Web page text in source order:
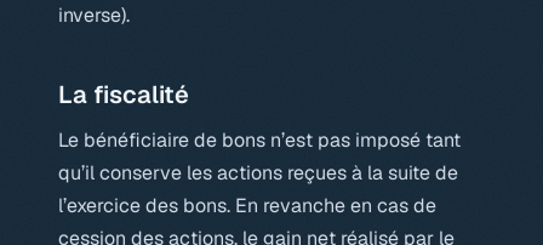
inverse).
La fiscalité
Le bénéficiaire de bons n’est pas imposé tant
qu’il conserve les actions reçues à la suite de
l’exercice des bons. En revanche en cas de
cession des actions, le gain net réalisé par le